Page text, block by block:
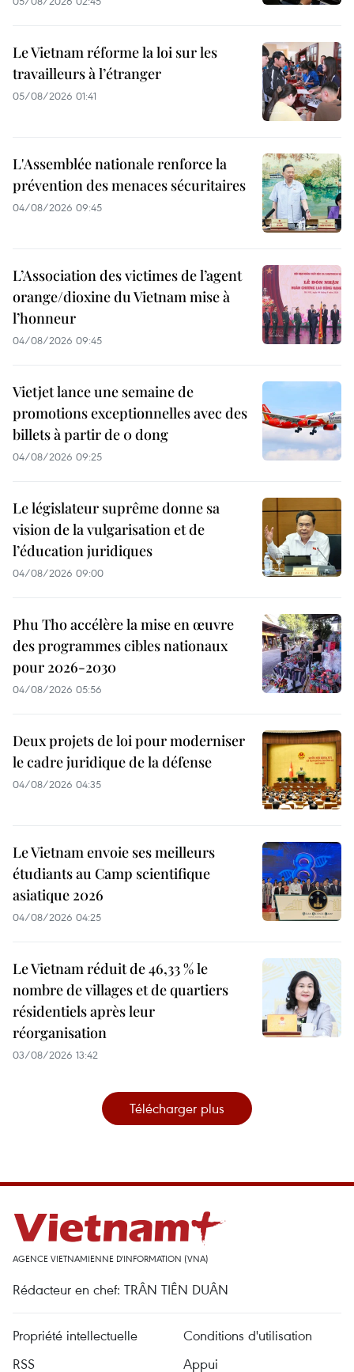
Le Vietnam réforme la loi sur les
travailleurs à l’étranger
05/08/2026 01:41
L'Assemblée nationale renforce la
prévention des menaces sécuritaires
04/08/2026 09:45
L’Association des victimes de l’agent
orange/dioxine du Vietnam mise à
l’honneur
04/08/2026 09:45
Vietjet lance une semaine de
promotions exceptionnelles avec des
billets à partir de 0 dong
04/08/2026 09:25
Le législateur suprême donne sa
vision de la vulgarisation et de
l’éducation juridiques
04/08/2026 09:00
Phu Tho accélère la mise en œuvre
des programmes cibles nationaux
pour 2026-2030
04/08/2026 05:56
Deux projets de loi pour moderniser
le cadre juridique de la défense
04/08/2026 04:35
Le Vietnam envoie ses meilleurs
étudiants au Camp scientifique
asiatique 2026
04/08/2026 04:25
Le Vietnam réduit de 46,33 % le
nombre de villages et de quartiers
résidentiels après leur
réorganisation
03/08/2026 13:42
Télécharger plus
AGENCE VIETNAMIENNE D'INFORMATION (VNA)
Rédacteur en chef: TRÂN TIÊN DUÂN
Propriété intellectuelle
Conditions d'utilisation
RSS
Appui